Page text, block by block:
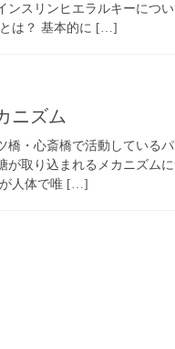
ンスリンヒエラルキーにつ
は？ 基本的に […]
ニズム
橋・心斎橋で活動している
が取り込まれるメカニズム
人体で唯 […]